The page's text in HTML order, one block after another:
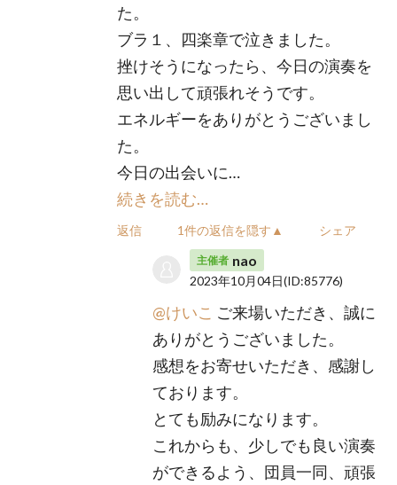
た。
ブラ１、四楽章で泣きました。
挫けそうになったら、今日の演奏を
思い出して頑張れそうです。
エネルギーをありがとうございまし
た。
今日の出会いに…
続きを読む…
返信 1件の返信を隠す▲ シェア
主催者 nao
2023年10月04日(ID:85776)
@けいこ ご来場いただき、誠に
ありがとうございました。
感想をお寄せいただき、感謝し
ております。
とても励みになります。
これからも、少しでも良い演奏
ができるよう、団員一同、頑張